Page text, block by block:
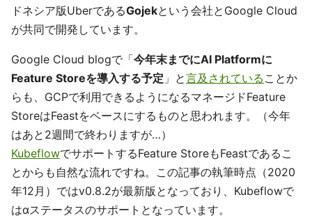
ドネシア版UberであるGojekという会社とGoogle Cloud
が共同で開発しています。
Google Cloud blogで「今年末までにAI Platformに
Feature Storeを導入する予定 」と言及されている ことか
らも、GCPで利用できるようになるマネージドFeature
StoreはFeastをベースにするものと思われます。（今年
はあと2週間で終わりますが…）
KubeflowでサポートするFeature StoreもFeastであるこ
とからも自然な流れですね。この記事の執筆時点（2020
年12月）ではv0.8.2が最新版となっており、Kubeflowで
はαステータスのサポートとなっています。